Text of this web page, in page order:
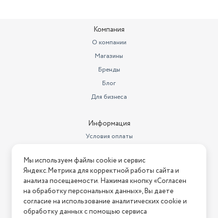
20000 Гц
80 Гц
microSD
Компания
О компании
Магазины
Бренды
Блог
Для бизнеса
Информация
Условия оплаты
Условия возврата
Нашли ошибку на сайте? Напишите нам
2026 © Интернет-магазин "АстМаркет". У нас есть всё!
Мы используем файлы cookie и сервис
Яндекс.Метрика для корректной работы сайта и
анализа посещаемости. Нажимая кнопку «Согласен
на обработку персональных данных», Вы даете
согласие на использование аналитических cookie и
обработку данных с помощью сервиса